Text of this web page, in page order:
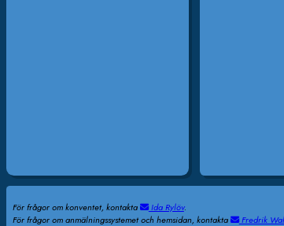
För frågor om konventet, kontakta Ida Rylöv.
För frågor om anmälningssystemet och hemsidan, kontakta
Fredrik